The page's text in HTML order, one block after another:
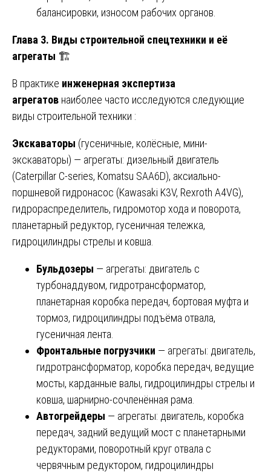
балансировки, износом рабочих органов.
Глава 3. Виды строительной спецтехники и её
агрегаты 🏗️
В практике инженерная экспертиза
агрегатов наиболее часто исследуются следующие
виды строительной техники :
Экскаваторы (гусеничные, колёсные, мини-
экскаваторы) — агрегаты: дизельный двигатель
(Caterpillar C-series, Komatsu SAA6D), аксиально-
поршневой гидронасос (Kawasaki K3V, Rexroth A4VG),
гидрораспределитель, гидромотор хода и поворота,
планетарный редуктор, гусеничная тележка,
гидроцилиндры стрелы и ковша.
Бульдозеры — агрегаты: двигатель с
турбонаддувом, гидротрансформатор,
планетарная коробка передач, бортовая муфта и
тормоз, гидроцилиндры подъёма отвала,
гусеничная лента.
Фронтальные погрузчики — агрегаты: двигатель,
гидротрансформатор, коробка передач, ведущие
мосты, карданные валы, гидроцилиндры стрелы и
ковша, шарнирно-сочленённая рама.
Автогрейдеры — агрегаты: двигатель, коробка
передач, задний ведущий мост с планетарными
редукторами, поворотный круг отвала с
червячным редуктором, гидроцилиндры